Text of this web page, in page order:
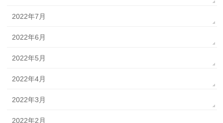
2022年7月
2022年6月
2022年5月
2022年4月
2022年3月
2022年2月